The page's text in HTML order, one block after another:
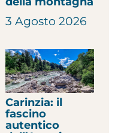
3 Agosto 2026
Carinzia: il
fascino
autentico